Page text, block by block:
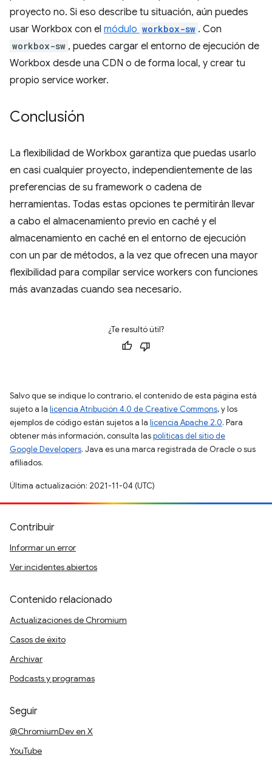
proyecto no. Si eso describe tu situación, aún puedes
usar Workbox con el módulo workbox-sw . Con
workbox-sw , puedes cargar el entorno de ejecución de
Workbox desde una CDN o de forma local, y crear tu
propio service worker.
Conclusión
La flexibilidad de Workbox garantiza que puedas usarlo
en casi cualquier proyecto, independientemente de las
preferencias de su framework o cadena de
herramientas. Todas estas opciones te permitirán llevar
a cabo el almacenamiento previo en caché y el
almacenamiento en caché en el entorno de ejecución
con un par de métodos, a la vez que ofrecen una mayor
flexibilidad para compilar service workers con funciones
más avanzadas cuando sea necesario.
¿Te resultó útil?
Salvo que se indique lo contrario, el contenido de esta página está
sujeto a la licencia Atribución 4.0 de Creative Commons, y los
ejemplos de código están sujetos a la licencia Apache 2.0. Para
obtener más información, consulta laspolíticas del sitio de
Google Developers. Java es una marca registrada de Oracle o sus
afiliados.
Última actualización: 2021-11-04 (UTC)
Contribuir
Informar un error
Ver incidentes abiertos
Contenido relacionado
Actualizaciones de Chromium
Casos de éxito
Archivar
Podcasts y programas
Seguir
@ChromiumDev en X
YouTube